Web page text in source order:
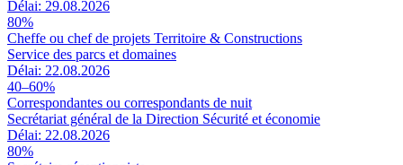
Délai: 29.08.2026
80%
Cheffe ou chef de projets Territoire & Constructions
Service des parcs et domaines
Délai: 22.08.2026
40–60%
Correspondantes ou correspondants de nuit
Secrétariat général de la Direction Sécurité et économie
Délai: 22.08.2026
80%